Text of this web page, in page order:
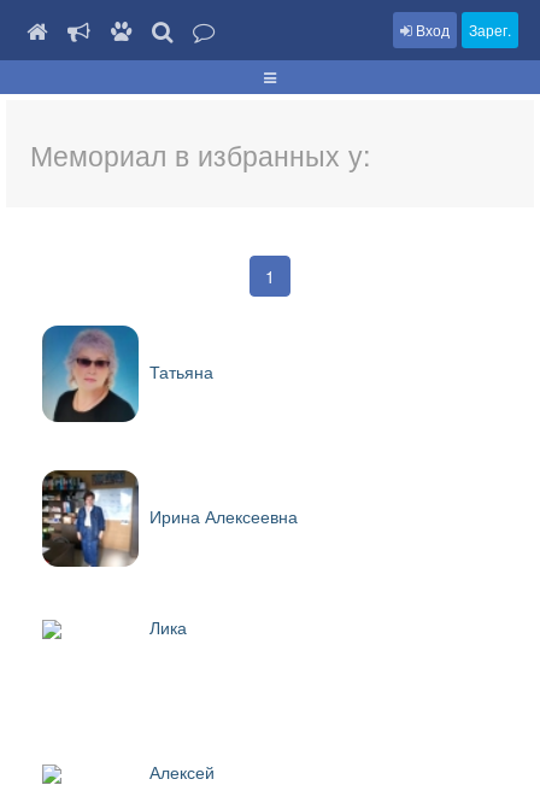
Вход Зарег.
Мемориал в избранных у:
1
Татьяна
Ирина Алексеевна
Лика
Алексей